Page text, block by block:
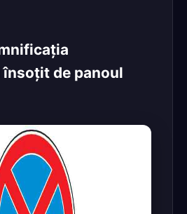
de panoul